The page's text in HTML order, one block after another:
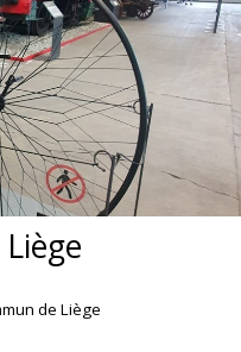
de Liège